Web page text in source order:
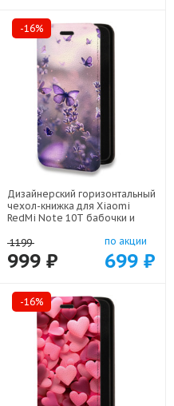
-16%
Дизайнерский горизонтальный
чехол-книжка для Xiaomi
RedMi Note 10T бабочки и
1199
999 ₽
по акции
699 ₽
-16%